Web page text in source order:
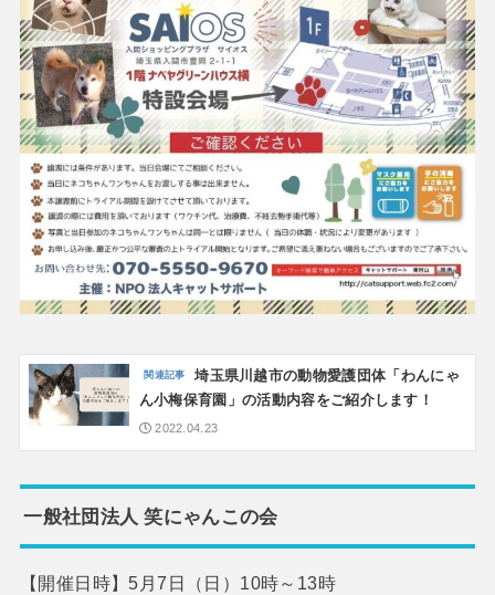
埼玉県川越市の動物愛護団体「わんにゃ
ん小梅保育園」の活動内容をご紹介します！
2022.04.23
一般社団法人 笑にゃんこの会
【開催日時】5月7日（日）10時～13時